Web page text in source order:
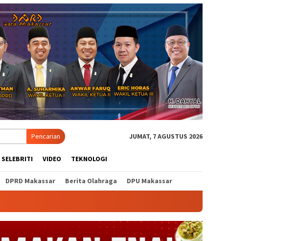
Pencarian JUMAT, 7 AGUSTUS 2026
SELEBRITI VIDEO TEKNOLOGI
DPRD Makassar Berita Olahraga DPU Makassar